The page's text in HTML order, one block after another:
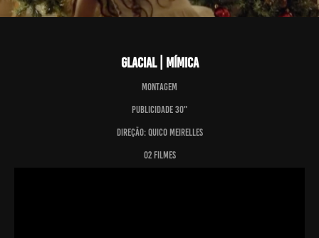
Glacial | Mímica
Montagem
Publicidade 30"
Direção: Quico Meirelles
O2 Filmes